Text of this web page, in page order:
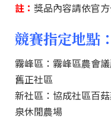
註： 獎品內容請依官
競賽指定地點：
霧峰區：霧峰區農會
舊正社區
新社區：協成社區百
泉休閒農場